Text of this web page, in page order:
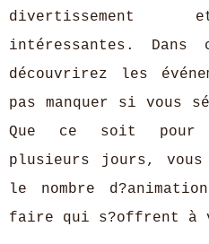
divertissement
intéressantes.
découvrirez les
pas manquer si vous
Que ce soit pour
plusieurs jours,
le nombre
faire qui s?offrent à